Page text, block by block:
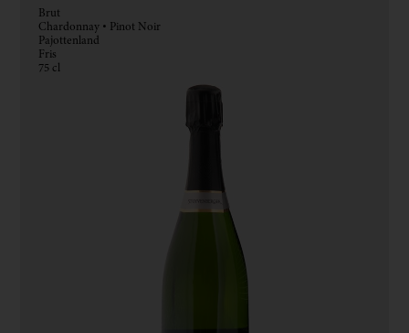
Brut
Chardonnay • Pinot Noir
Pajottenland
Fris
75 cl